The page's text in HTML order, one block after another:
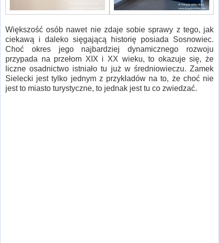
Większość osób nawet nie zdaje sobie sprawy z tego, jak
ciekawą i daleko sięgającą historię posiada Sosnowiec.
Choć okres jego najbardziej dynamicznego rozwoju
przypada na przełom XIX i XX wieku, to okazuje się, że
liczne osadnictwo istniało tu już w średniowieczu. Zamek
Sielecki jest tylko jednym z przykładów na to, że choć nie
jest to miasto turystyczne, to jednak jest tu co zwiedzać.